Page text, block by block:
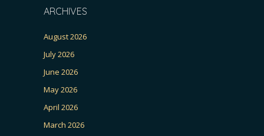
ARCHIVES
August 2026
July 2026
June 2026
May 2026
April 2026
March 2026